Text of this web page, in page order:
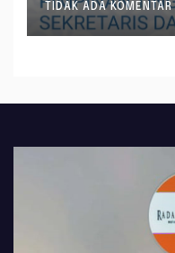
TIDAK ADA KOMENTAR